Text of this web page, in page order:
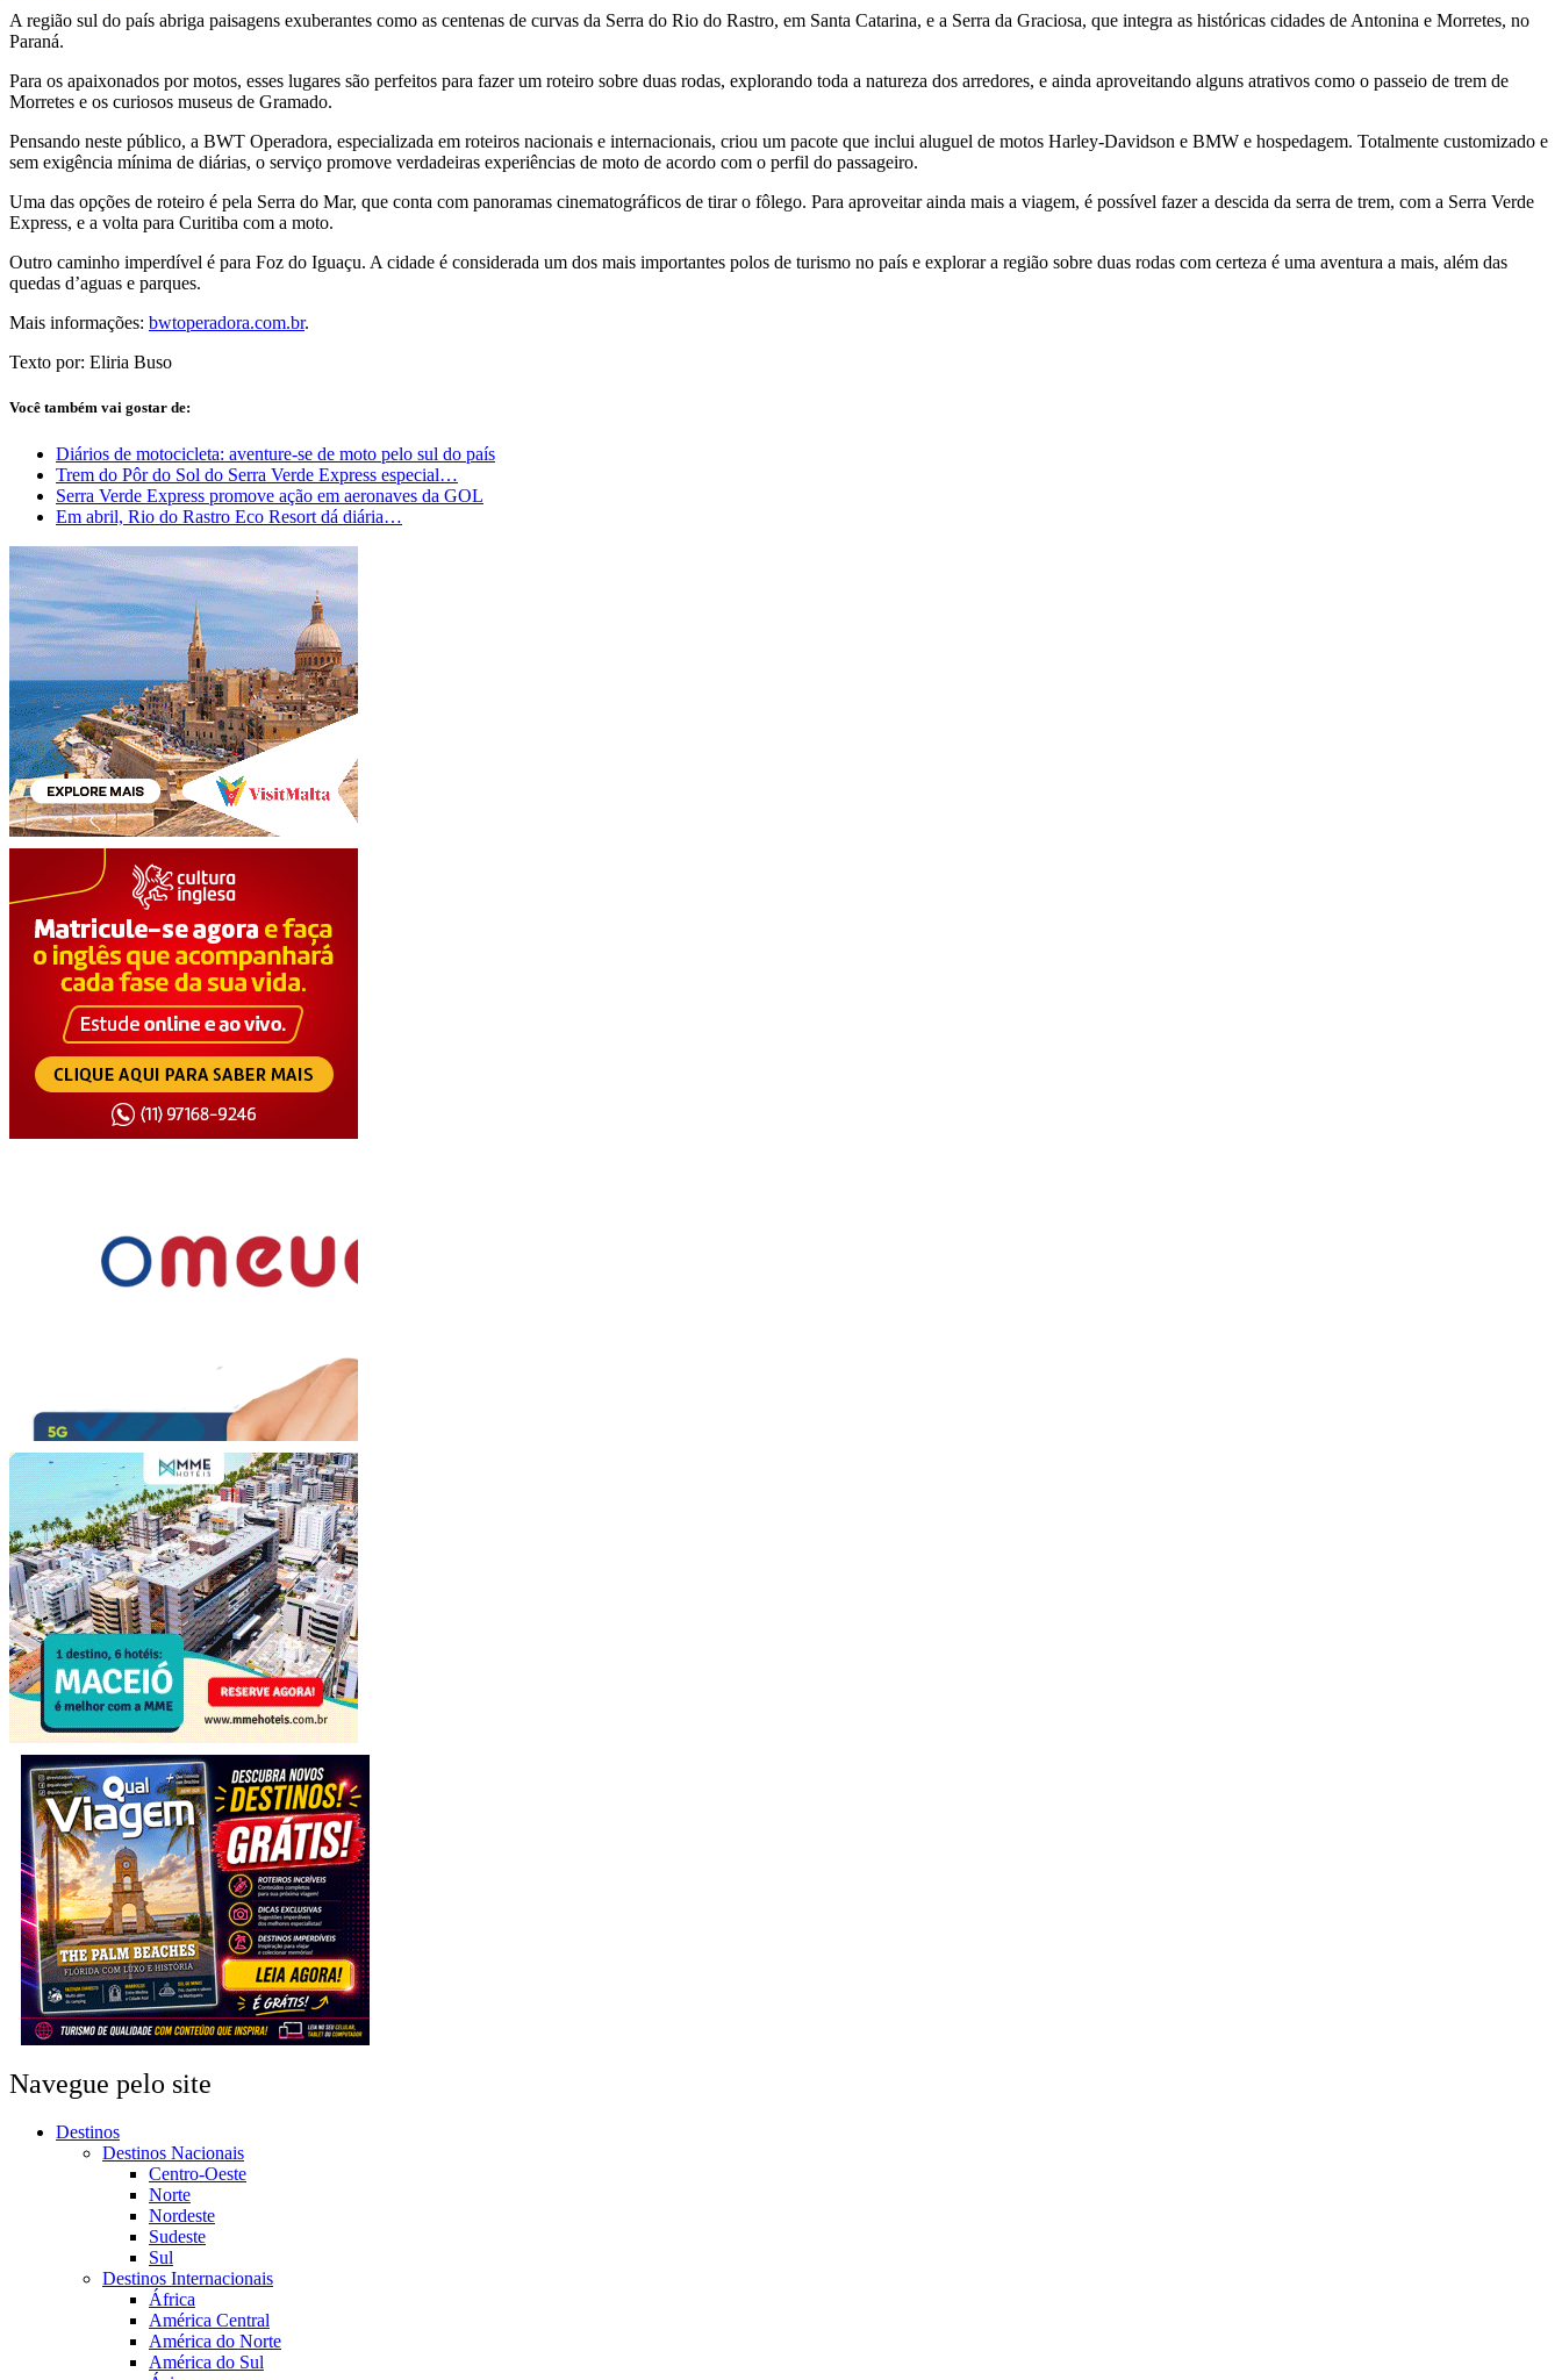
A região sul do país abriga paisagens exuberantes como as centenas de curvas da Serra do Rio do Rastro, em Santa Catarina, e a Serra da Graciosa, que integra as históricas cidades de Antonina e Morretes, no
Paraná.
Para os apaixonados por motos, esses lugares são perfeitos para fazer um roteiro sobre duas rodas, explorando toda a natureza dos arredores, e ainda aproveitando alguns atrativos como o passeio de trem de
Morretes e os curiosos museus de Gramado.
Pensando neste público, a BWT Operadora, especializada em roteiros nacionais e internacionais, criou um pacote que inclui aluguel de motos Harley-Davidson e BMW e hospedagem. Totalmente customizado e
sem exigência mínima de diárias, o serviço promove verdadeiras experiências de moto de acordo com o perfil do passageiro.
Uma das opções de roteiro é pela Serra do Mar, que conta com panoramas cinematográficos de tirar o fôlego. Para aproveitar ainda mais a viagem, é possível fazer a descida da serra de trem, com a Serra Verde
Express, e a volta para Curitiba com a moto.
Outro caminho imperdível é para Foz do Iguaçu. A cidade é considerada um dos mais importantes polos de turismo no país e explorar a região sobre duas rodas com certeza é uma aventura a mais, além das
quedas d’aguas e parques.
Mais informações: bwtoperadora.com.br.
Texto por: Eliria Buso
Você também vai gostar de:
Diários de motocicleta: aventure-se de moto pelo sul do país
Trem do Pôr do Sol do Serra Verde Express especial…
Serra Verde Express promove ação em aeronaves da GOL
Em abril, Rio do Rastro Eco Resort dá diária…
Navegue pelo site
Destinos
Destinos Nacionais
Centro-Oeste
Norte
Nordeste
Sudeste
Sul
Destinos Internacionais
África
América Central
América do Norte
América do Sul